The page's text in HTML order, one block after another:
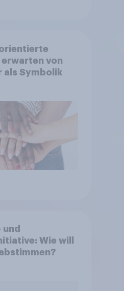
von
als Symbolik
Wie will